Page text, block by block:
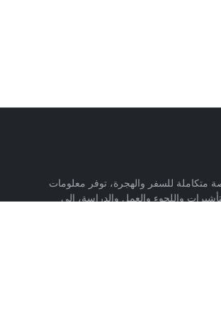
متكاملة للسفر والهجرة، توفر معلومات
واللجوء والعمل والدراسة، إلى